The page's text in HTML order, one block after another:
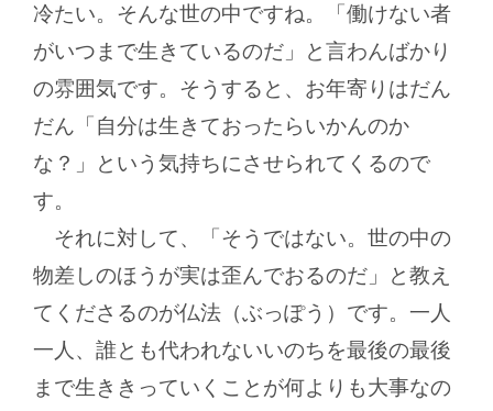
冷たい。そんな世の中ですね。「働けない者
がいつまで生きているのだ」と言わんばかり
の雰囲気です。そうすると、お年寄りはだん
だん「自分は生きておったらいかんのか
な？」という気持ちにさせられてくるので
す。
それに対して、「そうではない。世の中の
物差しのほうが実は歪んでおるのだ」と教え
てくださるのが仏法（ぶっぽう）です。一人
一人、誰とも代われないいのちを最後の最後
まで生ききっていくことが何よりも大事なの